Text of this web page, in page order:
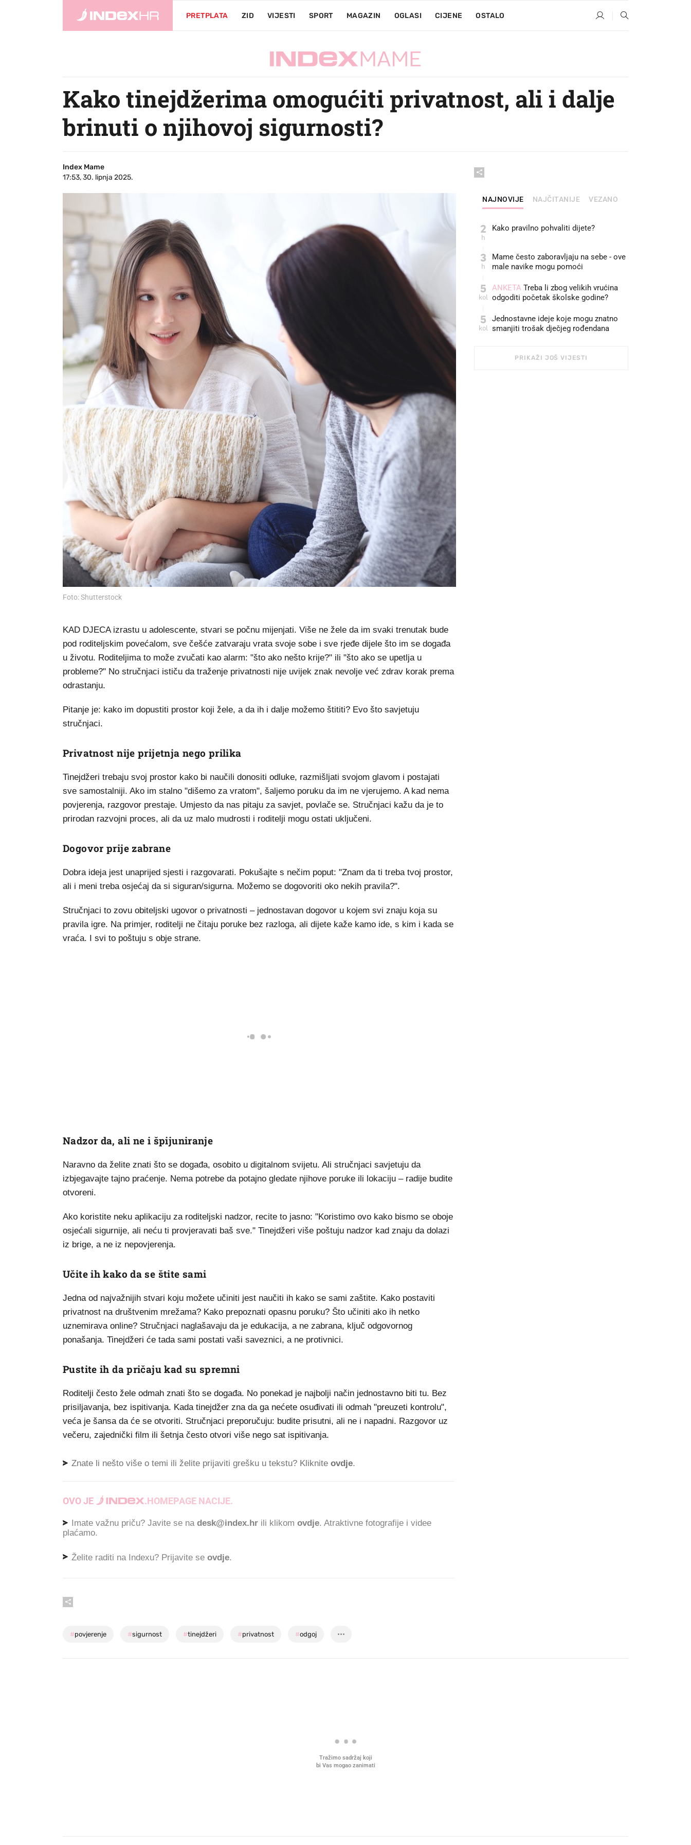
PRETPLATA ZID VIJESTI SPORT MAGAZIN OGLASI CIJENE OSTALO
Kako tinejdžerima omogućiti privatnost, ali i dalje
brinuti o njihovoj sigurnosti?
Index Mame
17:53, 30. lipnja 2025.
Foto: Shutterstock
KAD DJECA izrastu u adolescente, stvari se počnu mijenjati. Više ne žele da im svaki trenutak bude
pod roditeljskim povećalom, sve češće zatvaraju vrata svoje sobe i sve rjeđe dijele što im se događa
u životu. Roditeljima to može zvučati kao alarm: "što ako nešto krije?" ili "što ako se upetlja u
probleme?" No stručnjaci ističu da traženje privatnosti nije uvijek znak nevolje već zdrav korak prema
odrastanju.
Pitanje je: kako im dopustiti prostor koji žele, a da ih i dalje možemo štititi? Evo što savjetuju
stručnjaci.
Privatnost nije prijetnja nego prilika
Tinejdžeri trebaju svoj prostor kako bi naučili donositi odluke, razmišljati svojom glavom i postajati
sve samostalniji. Ako im stalno "dišemo za vratom", šaljemo poruku da im ne vjerujemo. A kad nema
povjerenja, razgovor prestaje. Umjesto da nas pitaju za savjet, povlače se. Stručnjaci kažu da je to
prirodan razvojni proces, ali da uz malo mudrosti i roditelji mogu ostati uključeni.
Dogovor prije zabrane
Dobra ideja jest unaprijed sjesti i razgovarati. Pokušajte s nečim poput: "Znam da ti treba tvoj prostor,
ali i meni treba osjećaj da si siguran/sigurna. Možemo se dogovoriti oko nekih pravila?".
Stručnjaci to zovu obiteljski ugovor o privatnosti – jednostavan dogovor u kojem svi znaju koja su
pravila igre. Na primjer, roditelji ne čitaju poruke bez razloga, ali dijete kaže kamo ide, s kim i kada se
vraća. I svi to poštuju s obje strane.
Nadzor da, ali ne i špijuniranje
Naravno da želite znati što se događa, osobito u digitalnom svijetu. Ali stručnjaci savjetuju da
izbjegavajte tajno praćenje. Nema potrebe da potajno gledate njihove poruke ili lokaciju – radije budite
otvoreni.
Ako koristite neku aplikaciju za roditeljski nadzor, recite to jasno: "Koristimo ovo kako bismo se oboje
osjećali sigurnije, ali neću ti provjeravati baš sve." Tinejdžeri više poštuju nadzor kad znaju da dolazi
iz brige, a ne iz nepovjerenja.
Učite ih kako da se štite sami
Jedna od najvažnijih stvari koju možete učiniti jest naučiti ih kako se sami zaštite. Kako postaviti
privatnost na društvenim mrežama? Kako prepoznati opasnu poruku? Što učiniti ako ih netko
uznemirava online? Stručnjaci naglašavaju da je edukacija, a ne zabrana, ključ odgovornog
ponašanja. Tinejdžeri će tada sami postati vaši saveznici, a ne protivnici.
Pustite ih da pričaju kad su spremni
Roditelji često žele odmah znati što se događa. No ponekad je najbolji način jednostavno biti tu. Bez
prisiljavanja, bez ispitivanja. Kada tinejdžer zna da ga nećete osuđivati ili odmah "preuzeti kontrolu",
veća je šansa da će se otvoriti. Stručnjaci preporučuju: budite prisutni, ali ne i napadni. Razgovor uz
večeru, zajednički film ili šetnja često otvori više nego sat ispitivanja.
Znate li nešto više o temi ili želite prijaviti grešku u tekstu? Kliknite ovdje.
OVO JE .HOMEPAGE NACIJE.
Imate važnu priču? Javite se na desk@index.hr ili klikom ovdje. Atraktivne fotografije i videe
plaćamo.
Želite raditi na Indexu? Prijavite se ovdje.
#povjerenje #sigurnost #tinejdžeri #privatnost #odgoj
NAJNOVIJE NAJČITANIJE VEZANO
2
h
Kako pravilno pohvaliti dijete?
3
h
Mame često zaboravljaju na sebe - ove
male navike mogu pomoći
5
kol
ANKETA Treba li zbog velikih vrućina
odgoditi početak školske godine?
5
kol
Jednostavne ideje koje mogu znatno
smanjiti trošak dječjeg rođendana
PRIKAŽI JOŠ VIJESTI
Tražimo sadržaj koji
bi Vas mogao zanimati